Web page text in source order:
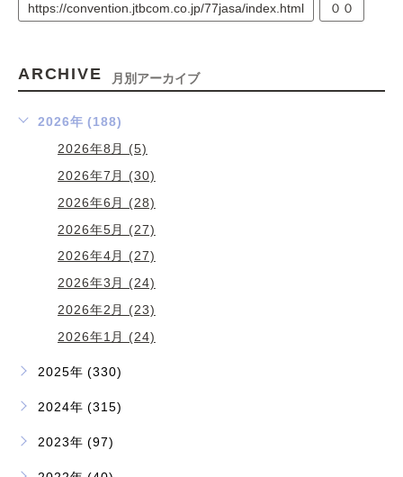
https://convention.jtbcom.co.jp/77jasa/index.html ００
ARCHIVE 月別アーカイブ
2026年 (188)
2026年8月 (5)
2026年7月 (30)
2026年6月 (28)
2026年5月 (27)
2026年4月 (27)
2026年3月 (24)
2026年2月 (23)
2026年1月 (24)
2025年 (330)
2024年 (315)
2023年 (97)